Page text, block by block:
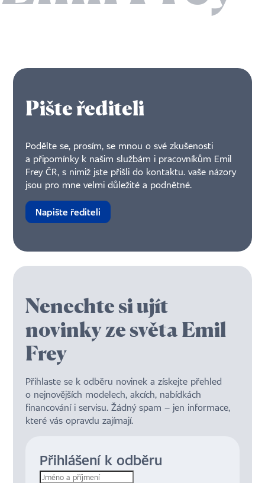
Pište řediteli
Podělte se, prosím, se mnou o své zkušenosti
a připomínky k našim službám i pracovníkům Emil
Frey ČR, s nimiž jste přišli do kontaktu. vaše názory
jsou pro mne velmi důležité a podnětné.
Napište řediteli
Nenechte si ujít
novinky ze světa Emil
Frey
Přihlaste se k odběru novinek a získejte přehled
o nejnovějších modelech, akcích, nabídkách
financování i servisu. Žádný spam – jen informace,
které vás opravdu zajímají.
Přihlášení k odběru